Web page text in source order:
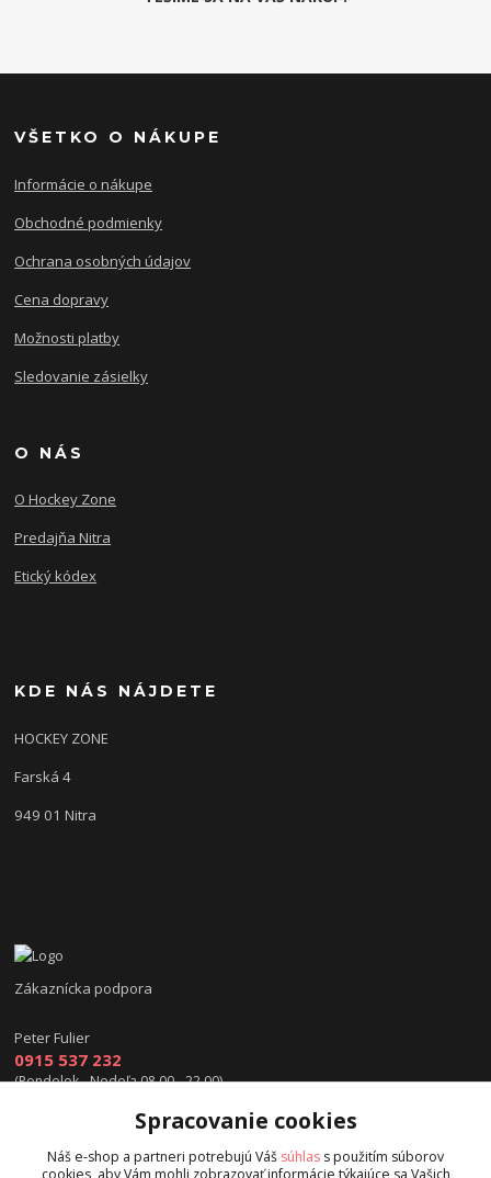
VŠETKO O NÁKUPE
Informácie o nákupe
Obchodné podmienky
Ochrana osobných údajov
Cena dopravy
Možnosti platby
Sledovanie zásielky
O NÁS
O Hockey Zone
Predajňa Nitra
Etický kódex
KDE NÁS NÁJDETE
HOCKEY ZONE
Farská 4
949 01 Nitra
Zákaznícka podpora
Peter Fulier
0915 537 232
(Pondelok - Nedeľa 08.00 - 22.00)
info@hokejexpert.sk
Spracovanie cookies
Náš e-shop a partneri potrebujú Váš súhlas s použitím súborov
cookies, aby Vám mohli zobrazovať informácie týkajúce sa Vašich